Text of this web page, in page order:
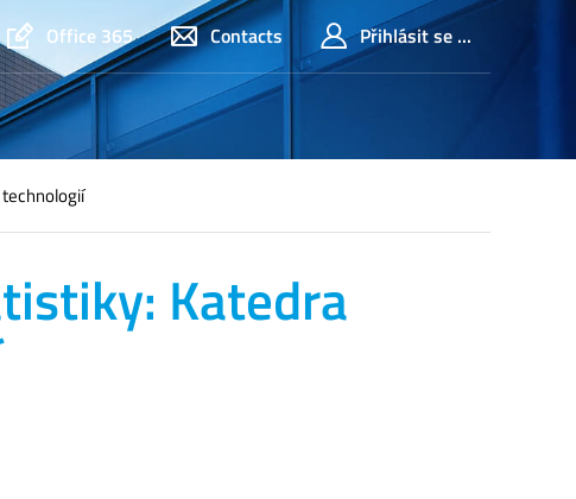
Office 365 Contacts Přihlásit se ...
Katedra